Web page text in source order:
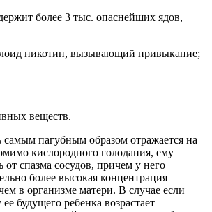
более 3 тыс. опаснейших ядов,
никотин, вызывающий привыкание;
веществ.
пагубным образом отражается на
кислородного голодания, ему
от спазма сосудов, причем у него
более высокая концентрация
в организме матери. В случае если
будущего ребенка возрастает